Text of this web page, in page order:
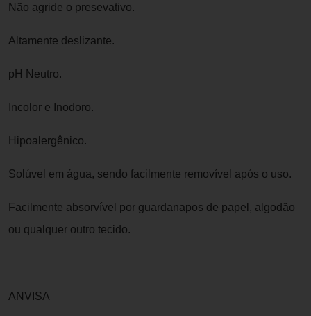
Não agride o presevativo.
Altamente deslizante.
pH Neutro.
Incolor e Inodoro.
Hipoalergênico.
Solúvel em água, sendo facilmente removível após o uso.
Facilmente absorvível por guardanapos de papel, algodão
ou qualquer outro tecido.
ANVISA